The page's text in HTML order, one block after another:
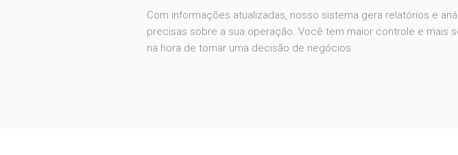
Com informações atualizadas, nosso sistema gera relatórios e
precisas sobre a sua operação. Você tem maior controle e mais
na hora de tomar uma decisão de negócios.